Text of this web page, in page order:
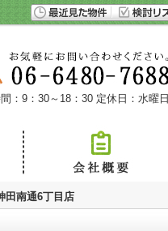
：9：30～18：30 定休日：水曜日
田南通6丁目店